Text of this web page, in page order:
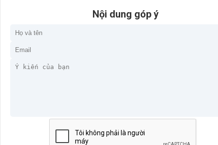
Nội dung góp ý